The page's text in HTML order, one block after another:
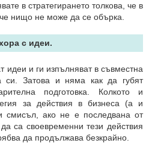
в стратегирането толкова, че в
нищо не може да се обърка.
с идеи.
идеи и ги изпълняват в съвместна
си. Затова и няма как да губят
подготовка. Колкото и
за действия в бизнеса (а и
смисъл, ако не е последвана от
са своевременни тези действия
да продължава безкрайно.